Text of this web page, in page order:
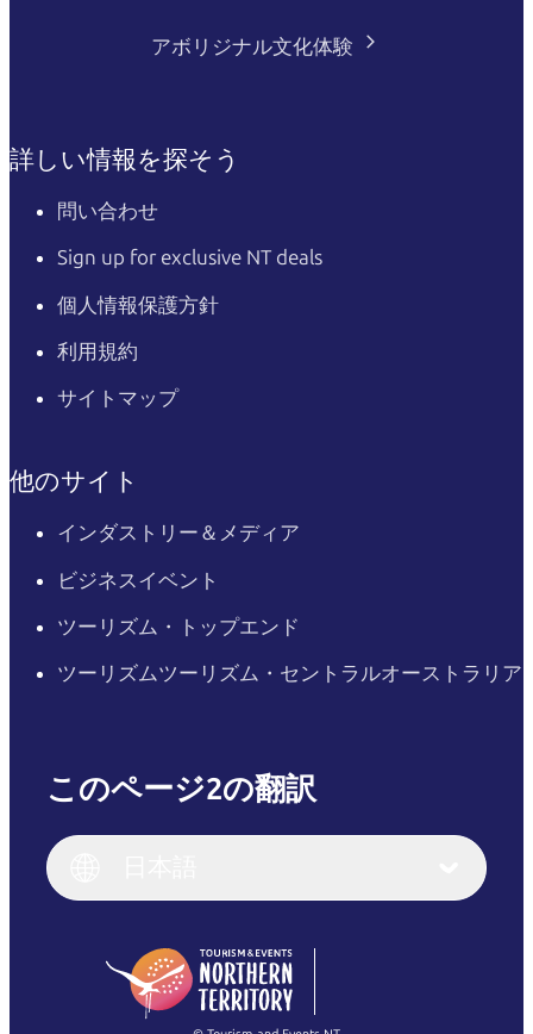
アボリジナル文化体験
詳しい情報を探そう
問い合わせ
Sign up for exclusive NT deals
個人情報保護方針
利用規約
サイトマップ
他のサイト
インダストリー＆メディア
ビジネスイベント
ツーリズム・トップエンド
ツーリズムツーリズム・セントラルオーストラリア
このページ2の翻訳
English (US)
English
(Singapore)
Français
繁體中文